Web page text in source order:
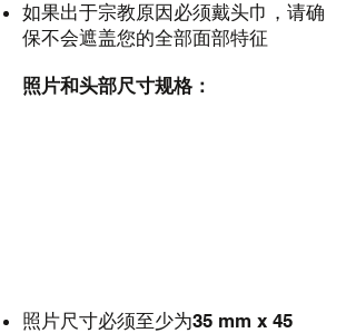
如果出于宗教原因必须戴头巾，请确
保不会遮盖您的全部面部特征
照片和头部尺寸规格：
照片尺寸必须至少为35 mm x 45